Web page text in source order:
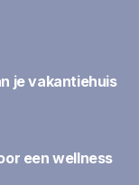
je vakantiehuis
een wellness